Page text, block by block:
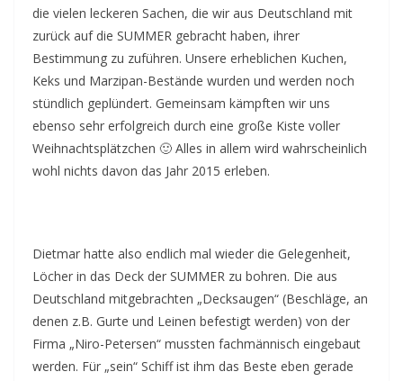
die vielen leckeren Sachen, die wir aus Deutschland mit
zurück auf die SUMMER gebracht haben, ihrer
Bestimmung zu zuführen. Unsere erheblichen Kuchen,
Keks und Marzipan-Bestände wurden und werden noch
stündlich geplündert. Gemeinsam kämpften wir uns
ebenso sehr erfolgreich durch eine große Kiste voller
Weihnachtsplätzchen 🙂 Alles in allem wird wahrscheinlich
wohl nichts davon das Jahr 2015 erleben.
Dietmar hatte also endlich mal wieder die Gelegenheit,
Löcher in das Deck der SUMMER zu bohren. Die aus
Deutschland mitgebrachten „Decksaugen“ (Beschläge, an
denen z.B. Gurte und Leinen befestigt werden) von der
Firma „Niro-Petersen“ mussten fachmännisch eingebaut
werden. Für „sein“ Schiff ist ihm das Beste eben gerade